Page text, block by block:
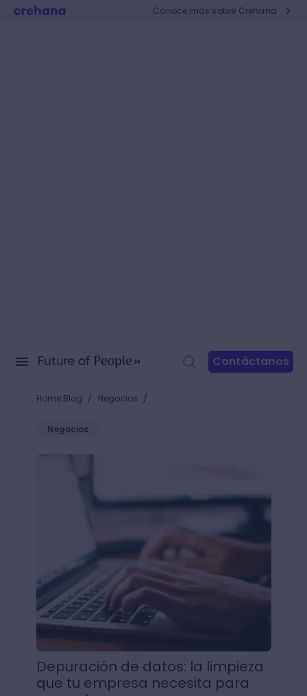
Conoce más sobre Crehana
Contáctanos
Home Blog / Negocios /
Negocios
Depuración de datos: la limpieza
que tu empresa necesita para